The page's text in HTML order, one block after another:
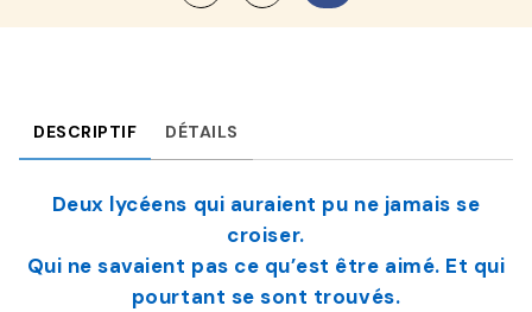
DESCRIPTIF DÉTAILS
Deux lycéens qui auraient pu ne jamais se
croiser.
Qui ne savaient pas ce qu’est être aimé. Et qui
pourtant se sont trouvés.